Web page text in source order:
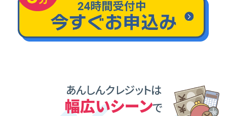
あんしんクレジットは
幅広いシーンで